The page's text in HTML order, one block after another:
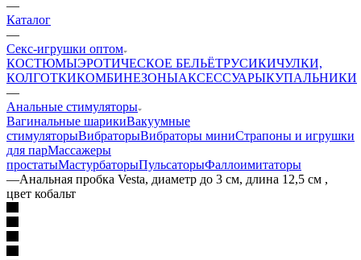
—
Каталог
—
Секс-игрушки оптом
КОСТЮМЫЭРОТИЧЕСКОЕ БЕЛЬЁТРУСИКИЧУЛКИ,
КОЛГОТКИКОМБИНЕЗОНЫАКСЕССУАРЫКУПАЛЬНИКИ
—
Анальные стимуляторы
Вагинальные шарикиВакуумные
стимуляторыВибраторыВибраторы миниСтрапоны и игрушки
для парМассажеры
простатыМастурбаторыПульсаторыФаллоимитаторы
—Анальная пробка Vesta, диаметр до 3 см, длина 12,5 см ,
цвет кобальт